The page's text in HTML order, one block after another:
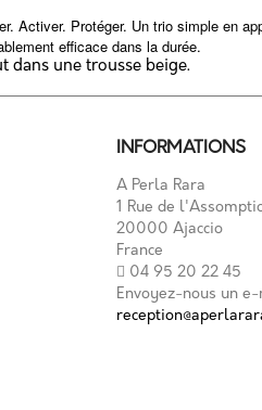
Activer. Protéger. Un trio simple en
efficace dans la durée.
dans une trousse beige.
INFORMATIONS
A Perla Rara
1 Rue de
20000 Ajaccio
France
04 95 20 22 45
Envoyez-nous un